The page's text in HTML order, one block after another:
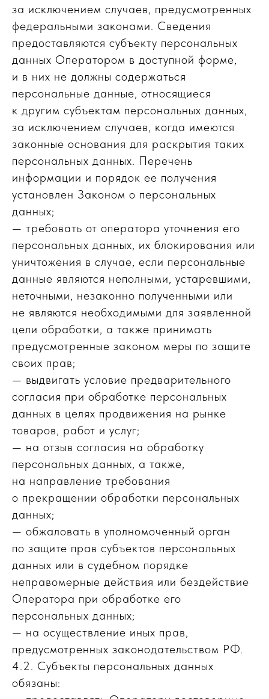
за исключением случаев, предусмотренных
федеральными законами. Сведения
предоставляются субъекту персональных
данных Оператором в доступной форме,
и в них не должны содержаться
персональные данные, относящиеся
к другим субъектам персональных данных,
за исключением случаев, когда имеются
законные основания для раскрытия таких
персональных данных. Перечень
информации и порядок ее получения
установлен Законом о персональных
данных;
— требовать от оператора уточнения его
персональных данных, их блокирования или
уничтожения в случае, если персональные
данные являются неполными, устаревшими,
неточными, незаконно полученными или
не являются необходимыми для заявленной
цели обработки, а также принимать
предусмотренные законом меры по защите
своих прав;
— выдвигать условие предварительного
согласия при обработке персональных
данных в целях продвижения на рынке
товаров, работ и услуг;
— на отзыв согласия на обработку
персональных данных, а также,
на направление требования
о прекращении обработки персональных
данных;
— обжаловать в уполномоченный орган
по защите прав субъектов персональных
данных или в судебном порядке
неправомерные действия или бездействие
Оператора при обработке его
персональных данных;
— на осуществление иных прав,
предусмотренных законодательством РФ.
4.2. Субъекты персональных данных
обязаны: